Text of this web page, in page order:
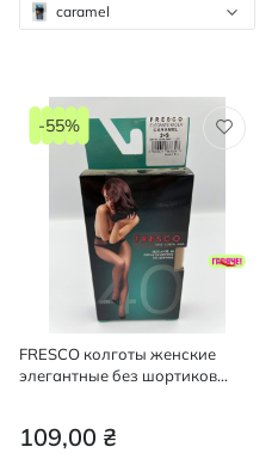
caramel
FRESCO колготы женские
элегантные без шортиков
109,00 ₴
-55%